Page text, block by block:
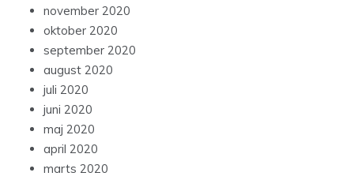
november 2020
oktober 2020
september 2020
august 2020
juli 2020
juni 2020
maj 2020
april 2020
marts 2020